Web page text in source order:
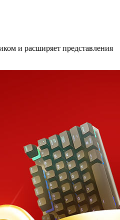
и расширяет представления